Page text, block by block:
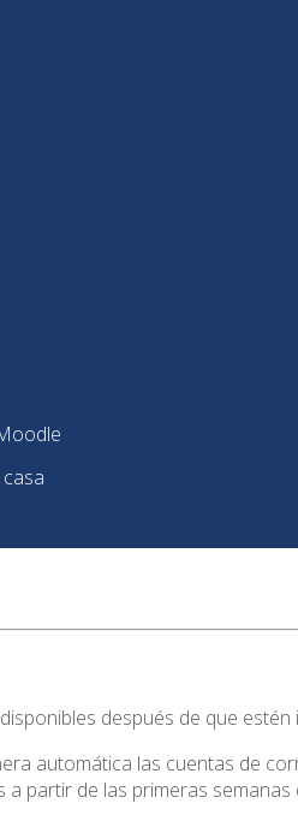
después de que
automática las cuentas de
partir de las primeras